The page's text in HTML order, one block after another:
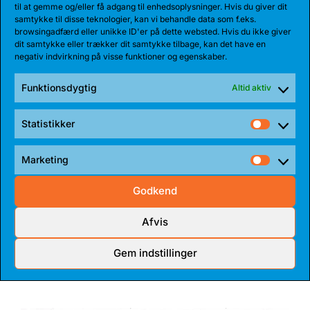
til at gemme og/eller få adgang til enhedsoplysninger. Hvis du giver dit
samtykke til disse teknologier, kan vi behandle data som f.eks.
browsingadfærd eller unikke ID'er på dette websted. Hvis du ikke giver
dit samtykke eller trækker dit samtykke tilbage, kan det have en
negativ indvirkning på visse funktioner og egenskaber.
Funktionsdygtig Altid aktiv
Statistikker
Marketing
Godkend
Afvis
Gem indstillinger
TALENT BLIVER FULDTIDSBJØRN
for endnu en sæson. Sidste sæson havde...